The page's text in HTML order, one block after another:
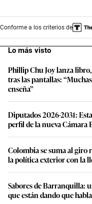
Conforme a los criterios de
Lo más visto
Phillip Chu Joy lanza
tras las pantallas:
enseña”
Diputados 2026-2031:
perfil de la nueva Cámara
Colombia se suma al giro
la política exterior con la
Sabores de Barranquilla:
que están dando que